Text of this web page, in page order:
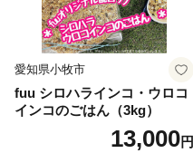
愛知県小牧市
fuu シロハラインコ・ウロコ
インコのごはん（3kg）
13,000円